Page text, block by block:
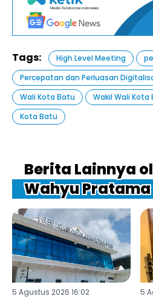
Tags: High Level Meeting
Percepatan dan Perluasan
Wali Kota Batu
Wakil Wali Kota
Kota Batu
Berita Lainnya
Wahyu Pratama
5 Agustus 2026 16:02 5